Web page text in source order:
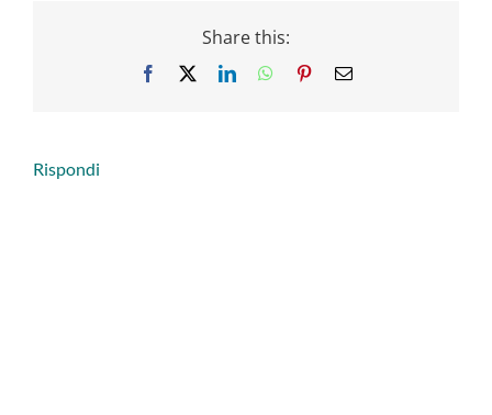
Share this:
Facebook LinkedInWhatsApp
PinterestEmail
Rispondi